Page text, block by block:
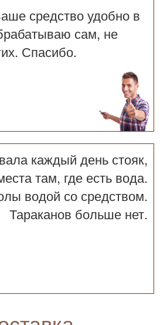
средство удобно в
сам, не
Спасибо.
каждый день стояк,
там, где есть вода.
водой со средством.
Тараканов больше нет.